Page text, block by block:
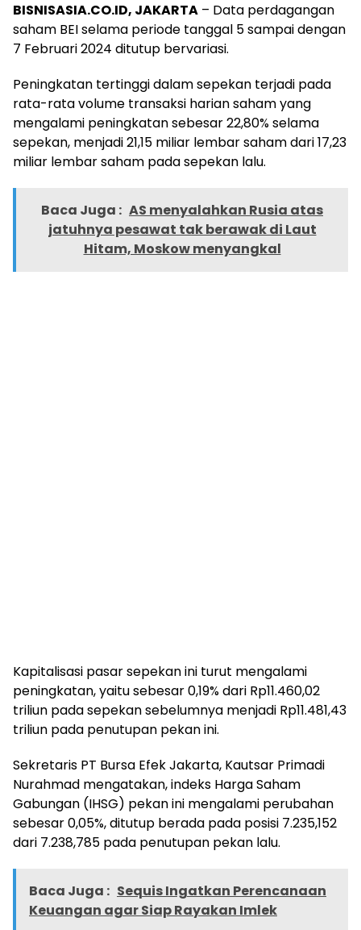
BISNISASIA.CO.ID, JAKARTA – Data perdagangan
saham BEI selama periode tanggal 5 sampai dengan
7 Februari 2024 ditutup bervariasi.
Peningkatan tertinggi dalam sepekan terjadi pada
rata-rata volume transaksi harian saham yang
mengalami peningkatan sebesar 22,80% selama
sepekan, menjadi 21,15 miliar lembar saham dari 17,23
miliar lembar saham pada sepekan lalu.
Baca Juga : AS menyalahkan Rusia atas
jatuhnya pesawat tak berawak di Laut
Hitam, Moskow menyangkal
Kapitalisasi pasar sepekan ini turut mengalami
peningkatan, yaitu sebesar 0,19% dari Rp11.460,02
triliun pada sepekan sebelumnya menjadi Rp11.481,43
triliun pada penutupan pekan ini.
Sekretaris PT Bursa Efek Jakarta, Kautsar Primadi
Nurahmad mengatakan, indeks Harga Saham
Gabungan (IHSG) pekan ini mengalami perubahan
sebesar 0,05%, ditutup berada pada posisi 7.235,152
dari 7.238,785 pada penutupan pekan lalu.
Baca Juga : Sequis Ingatkan Perencanaan
Keuangan agar Siap Rayakan Imlek